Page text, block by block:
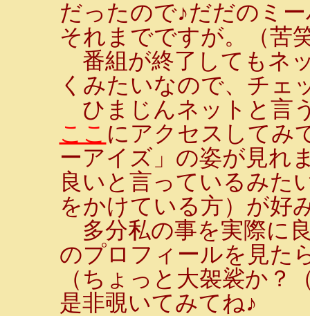
だったので♪だだのミ
それまでですが。（苦
番組が終了してもネ
くみたいなので、チェ
ひまじんネットと言
ここ にアクセスしてみ
ーアイズ」の姿が見れ
良いと言っているみた
をかけている方）が好
多分私の事を実際に
のプロフィールを見た
（ちょっと大袈裟か？
是非覗いてみてね♪